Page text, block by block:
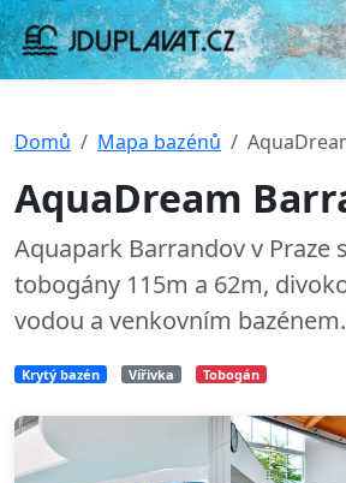
Domů Mapa bazénů
AquaDream
Aquapark Barrandov v Praze
tobogány 115m a 62m,
vodou a venkovním bazénem.
Krytý bazén Vířivka Tobogán